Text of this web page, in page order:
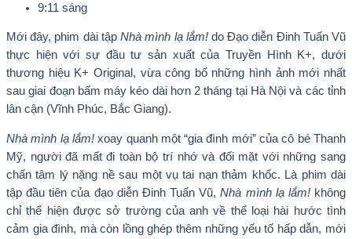
9:11 sáng
Mới đây, phim dài tậpNhà mình lạ lắm!do Đạo diễn Đinh Tuấn Vũ
thực hiện với sự đầu tư sản xuất của Truyền Hình K+, dưới
thương hiệu K+ Original, vừa công bố những hình ảnh mới nhất
sau giai đoạn bấm máy kéo dài hơn 2 tháng tại Hà Nội và các tỉnh
lân cận (Vĩnh Phúc, Bắc Giang).
Nhà mình lạ lắm!xoay quanh một “gia đình mới” của cô bé Thanh
Mỹ, người đã mất đi toàn bộ trí nhớ và đối mặt với những sang
chấn tâm lý nặng nề sau một vụ tai nạn thảm khốc. Là phim dài
tập đầu tiên của đạo diễn Đinh Tuấn Vũ,Nhà mình lạ lắm!không
chỉ thể hiện được sở trường của anh về thể loại hài hước tình
cảm gia đình, mà còn lồng ghép thêm những yếu tố hấp dẫn, mới